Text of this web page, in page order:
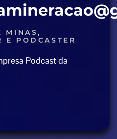
MINAS,
E PODCASTER
Podcast da